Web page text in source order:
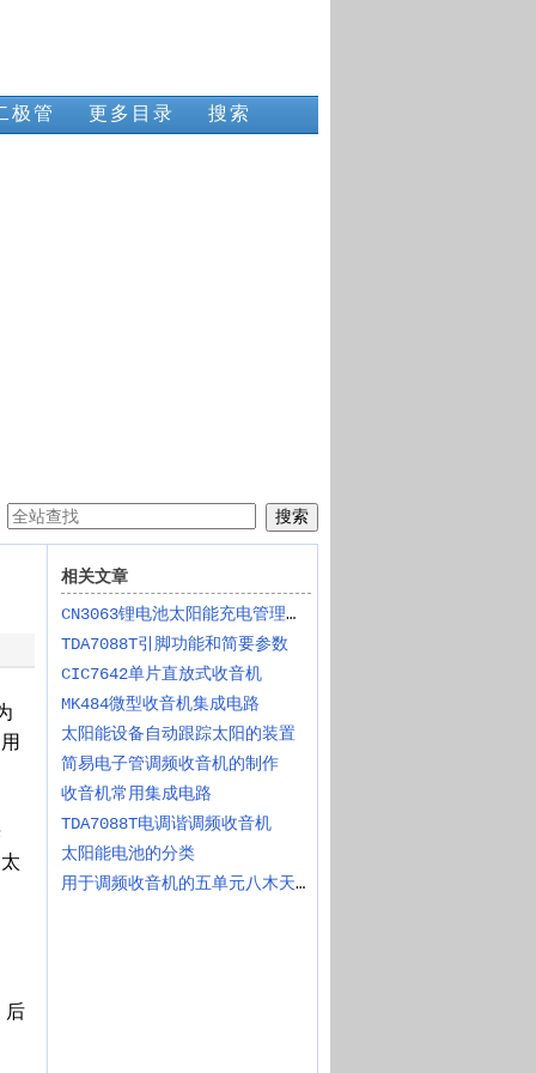
极管 更多目录 搜索
后
相关文章
CN3063锂电池太阳能充电管理芯片
TDA7088T引脚功能和简要参数
CIC7642单片直放式收音机
MK484微型收音机集成电路
太阳能设备自动跟踪太阳的装置
简易电子管调频收音机的制作
收音机常用集成电路
TDA7088T电调谐调频收音机
太阳能电池的分类
用于调频收音机的五单元八木天线